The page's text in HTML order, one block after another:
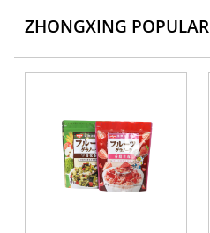
ZHONGXING